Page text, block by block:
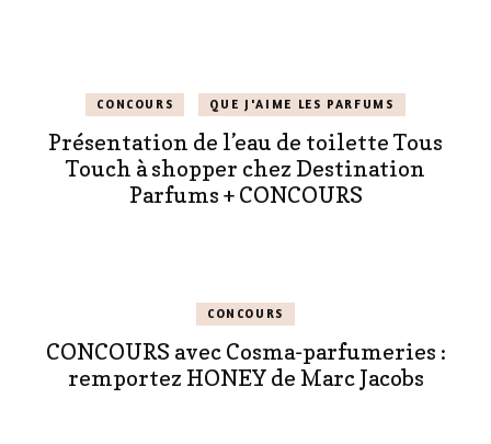
CONCOURS QUE J'AIME LES PARFUMS
Présentation de l’eau de toilette Tous
Touch à shopper chez Destination
Parfums + CONCOURS
CONCOURS
CONCOURS avec Cosma-parfumeries :
remportez HONEY de Marc Jacobs